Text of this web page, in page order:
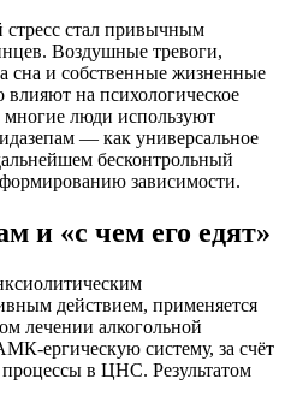
стал привычным
Воздушные тревоги,
сна и собственные жизненные
влияют на психологическое
многие люди используют
— как универсальное
бесконтрольный
зависимости.
и «с чем его едят»
действием, применяется
лечении алкогольной
ергическую систему, за счёт
в ЦНС. Результатом